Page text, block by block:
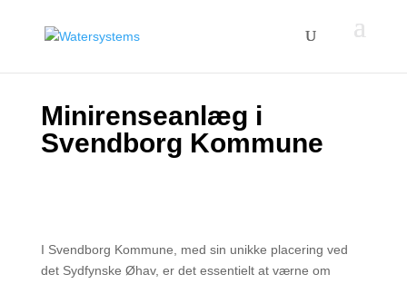
Minirenseanlæg i
Svendborg Kommune
I Svendborg Kommune, med sin unikke placering ved
det Sydfynske Øhav, er det essentielt at værne om